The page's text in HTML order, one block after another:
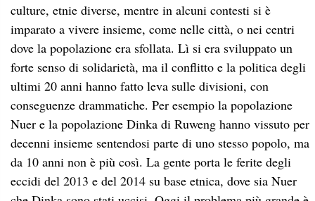
culture, etnie diverse, mentre in alcuni contesti si è
imparato a vivere insieme, come nelle città, o nei centri
dove la popolazione era sfollata. Lì si era sviluppato un
forte senso di solidarietà, ma il conflitto e la politica degli
ultimi 20 anni hanno fatto leva sulle divisioni, con
conseguenze drammatiche. Per esempio la popolazione
Nuer e la popolazione Dinka di Ruweng hanno vissuto per
decenni insieme sentendosi parte di uno stesso popolo, ma
da 10 anni non è più così. La gente porta le ferite degli
eccidi del 2013 e del 2014 su base etnica, dove sia Nuer